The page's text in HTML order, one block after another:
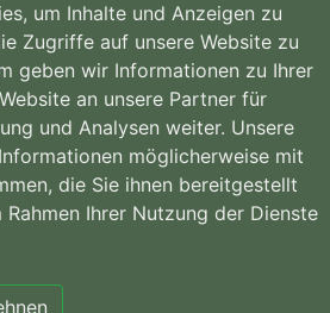
mal rein - in die
des HPV NRW.
Willkommen
Kontakt
um Inhalte und Anzeigen zu
Zugriffe auf unsere Website zu
geben wir Informationen zu Ihrer
an unsere Partner für
und Analysen weiter. Unsere
möglicherweise mit
die Sie ihnen bereitgestellt
Ihrer Nutzung der Dienste